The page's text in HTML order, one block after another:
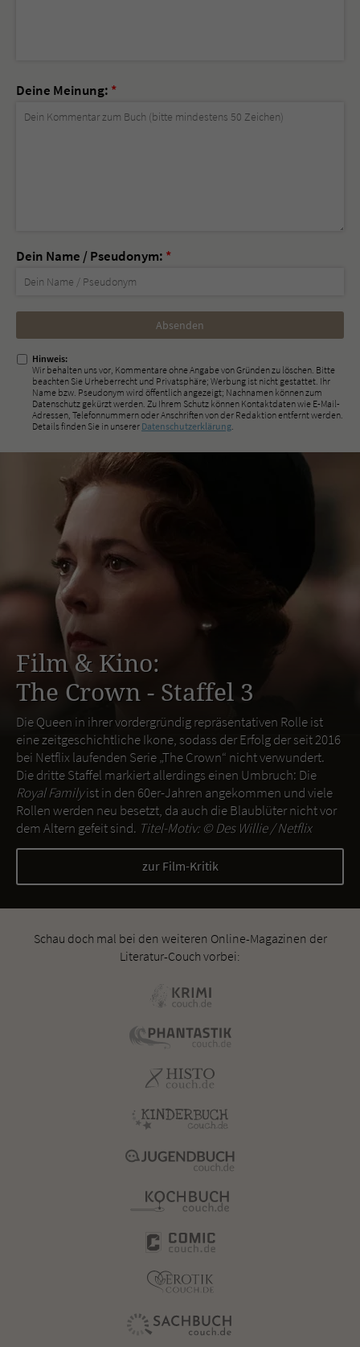
Deine Meinung: *
Dein Name / Pseudonym: *
Nicht
ausfüllen!
Hinweis:
Wir behalten uns vor, Kommentare ohne Angabe von Gründen zu löschen. Bitte
beachten Sie Urheberrecht und Privatsphäre; Werbung ist nicht gestattet. Ihr
Name bzw. Pseudonym wird öffentlich angezeigt; Nachnamen können zum
Datenschutz gekürzt werden. Zu Ihrem Schutz können Kontaktdaten wie E-Mail-
Adressen, Telefonnummern oder Anschriften von der Redaktion entfernt werden.
Details finden Sie in unserer Datenschutzerklärung.
Film & Kino:
The Crown - Staffel 3
Die Queen in ihrer vordergründig repräsentativen Rolle ist
eine zeitgeschichtliche Ikone, sodass der Erfolg der seit 2016
bei Netflix laufenden Serie „The Crown“ nicht verwundert.
Die dritte Staffel markiert allerdings einen Umbruch: Die
Royal Familyist in den 60er-Jahren angekommen und viele
Rollen werden neu besetzt, da auch die Blaublüter nicht vor
dem Altern gefeit sind. Titel-Motiv: ©Des Willie / Netflix
zur Film-Kritik
Schau doch mal bei den weiteren Online-Magazinen der
Literatur-Couch vorbei: